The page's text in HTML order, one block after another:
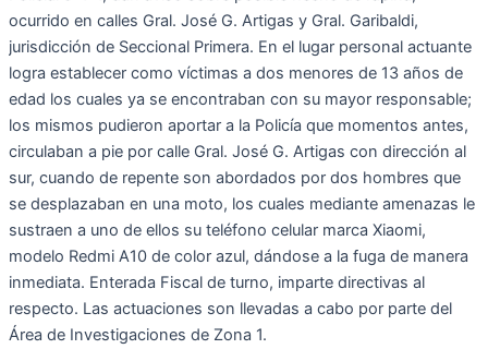
ocurrido en calles Gral. José G. Artigas y Gral. Garibaldi,
jurisdicción de Seccional Primera. En el lugar personal actuante
logra establecer como víctimas a dos menores de 13 años de
edad los cuales ya se encontraban con su mayor responsable;
los mismos pudieron aportar a la Policía que momentos antes,
circulaban a pie por calle Gral. José G. Artigas con dirección al
sur, cuando de repente son abordados por dos hombres que
se desplazaban en una moto, los cuales mediante amenazas le
sustraen a uno de ellos su teléfono celular marca Xiaomi,
modelo Redmi A10 de color azul, dándose a la fuga de manera
inmediata. Enterada Fiscal de turno, imparte directivas al
respecto. Las actuaciones son llevadas a cabo por parte del
Área de Investigaciones de Zona 1.